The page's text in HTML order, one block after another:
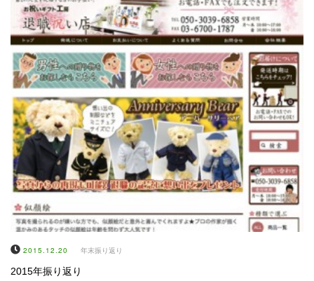
2015.12.20 年末振り返り
2015年振り返り